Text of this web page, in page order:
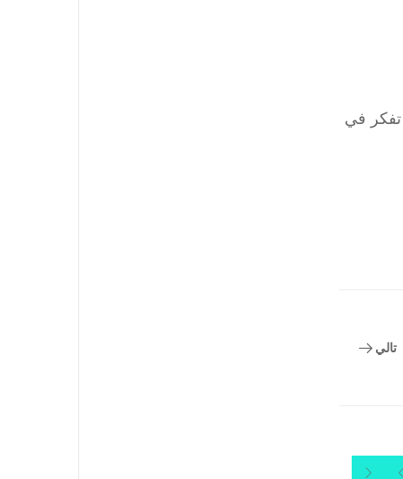
تفكر في
تالي